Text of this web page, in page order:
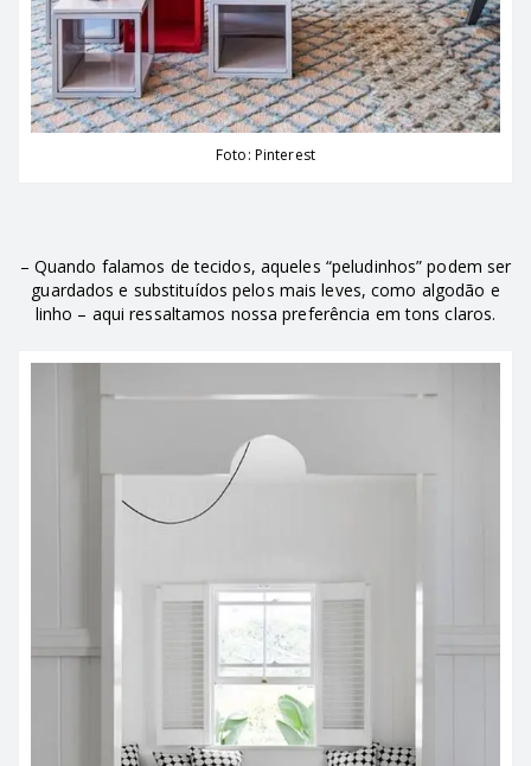
Foto: Pinterest
– Quando falamos de tecidos, aqueles “peludinhos” podem ser
guardados e substituídos pelos mais leves, como algodão e
linho – aqui ressaltamos nossa preferência em tons claros.